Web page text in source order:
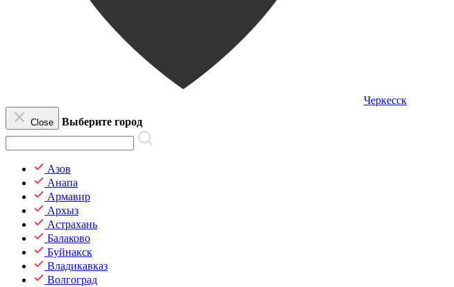
Черкесск
Close Выберите город
Азов
Анапа
Армавир
Архыз
Астрахань
Балаково
Буйнакск
Владикавказ
Волгоград